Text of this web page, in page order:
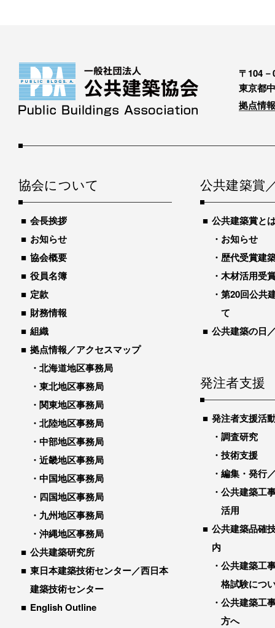
〒104－
東京都
拠点情
協会について
会長挨拶
お知らせ
協会概要
役員名簿
定款
財務情報
組織
拠点情報／アクセスマップ
北海道地区事務局
東北地区事務局
関東地区事務局
北陸地区事務局
中部地区事務局
近畿地区事務局
中国地区事務局
四国地区事務局
九州地区事務局
沖縄地区事務局
公共建築研究所
東日本建築技術センター／西日本
建築技術センター
English Outline
公共建築賞
公共建築賞と
お知らせ
歴代受賞建
木材活用受
第20回公共
て
公共建築の日
発注者支援
発注者支援活
調査研究
技術支援
編集・発行
公共建築工
活用
公共建築品確
内
公共建築工
格試験につ
公共建築工
方へ